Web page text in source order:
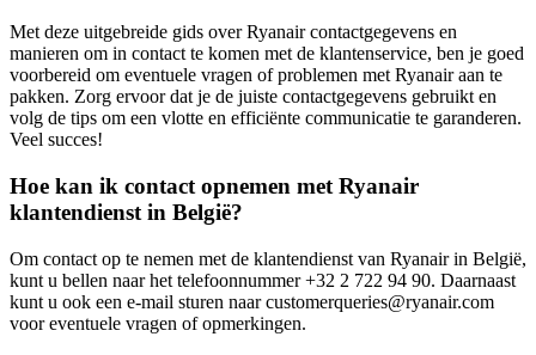
Met deze uitgebreide gids over Ryanair contactgegevens en
manieren om in contact te komen met de klantenservice, ben je goed
voorbereid om eventuele vragen of problemen met Ryanair aan te
pakken. Zorg ervoor dat je de juiste contactgegevens gebruikt en
volg de tips om een vlotte en efficiënte communicatie te garanderen.
Veel succes!
Hoe kan ik contact opnemen met Ryanair
klantendienst in België?
Om contact op te nemen met de klantendienst van Ryanair in België,
kunt u bellen naar het telefoonnummer +32 2 722 94 90. Daarnaast
kunt u ook een e-mail sturen naar customerqueries@ryanair.com
voor eventuele vragen of opmerkingen.